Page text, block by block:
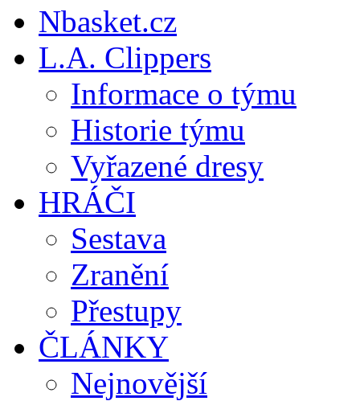
Nbasket.cz
L.A. Clippers
Informace o týmu
Historie týmu
Vyřazené dresy
HRÁČI
Sestava
Zranění
Přestupy
ČLÁNKY
Nejnovější